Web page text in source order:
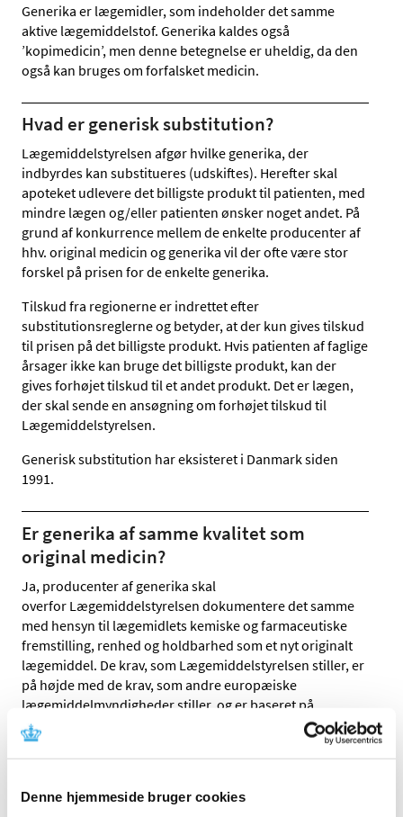
Denne hjemmeside bruger cookies
Generika er lægemidler, som indeholder det samme
aktive lægemiddelstof. Generika kaldes også
’kopimedicin’, men denne betegnelse er uheldig, da den
også kan bruges om forfalsket medicin.
Hvad er generisk substitution?
Lægemiddelstyrelsen afgør hvilke generika, der
indbyrdes kan substitueres (udskiftes). Herefter skal
apoteket udlevere det billigste produkt til patienten, med
mindre lægen og/eller patienten ønsker noget andet. På
grund af konkurrence mellem de enkelte producenter af
hhv. original medicin og generika vil der ofte være stor
forskel på prisen for de enkelte generika.
Tilskud fra regionerne er indrettet efter
substitutionsreglerne og betyder, at der kun gives tilskud
til prisen på det billigste produkt. Hvis patienten af faglige
årsager ikke kan bruge det billigste produkt, kan der
gives forhøjet tilskud til et andet produkt. Det er lægen,
der skal sende en ansøgning om forhøjet tilskud til
Lægemiddelstyrelsen.
Generisk substitution har eksisteret i Danmark siden
1991.
Er generika af samme kvalitet som
original medicin?
Ja, producenter af generika skal
overfor Lægemiddelstyrelsen dokumentere det samme
med hensyn til lægemidlets kemiske og farmaceutiske
fremstilling, renhed og holdbarhed som et nyt originalt
lægemiddel. De krav, som Lægemiddelstyrelsen stiller, er
på højde med de krav, som andre europæiske
lægemiddelmyndigheder stiller, og er baseret på
fælleseuropæisk lovgivning.
samme virkning som original medicinen?